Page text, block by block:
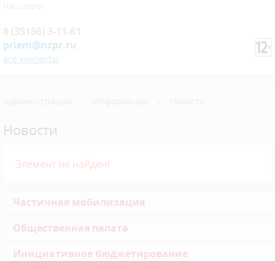
priem@nzpr.ru
все контакты
Новости
Элемент не найден!
Частичная мобилизация
Общественная палата
Инициативное бюджетирование